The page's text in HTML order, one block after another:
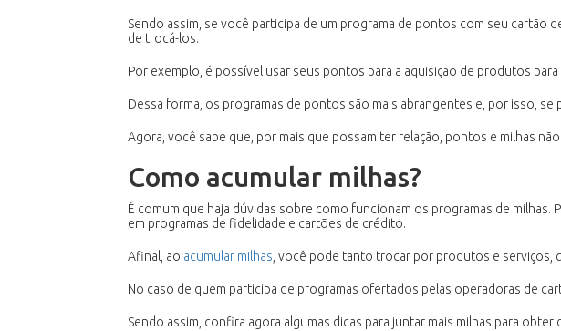
Sendo assim, se você participa de um programa de pontos com seu
de trocá-los.
Por exemplo, é possível usar seus pontos para a aquisição de produtos
Dessa forma, os programas de pontos são mais abrangentes e, por isso,
Agora, você sabe que, por mais que possam ter relação, pontos e milhas
Como acumular milhas?
É comum que haja dúvidas sobre como funcionam os programas de
em programas de fidelidade e cartões de crédito.
Afinal, ao acumular milhas, você pode tanto trocar por produtos e serviços,
No caso de quem participa de programas ofertados pelas operadoras de
Sendo assim, confira agora algumas dicas para juntar mais milhas para